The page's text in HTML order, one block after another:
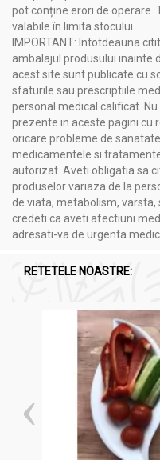
Compozitie
Coenzima Q10
Ingrediente
Coenzima Q10
Coenzima Q10
Sprijină sănătatea
Îmbunătățește
Susține funcția
Coenzima Q10
Suplimentele
echilibrata si un
A nu se depasi
zilnic.
pot conține erori de operare.
valabile în limita stocului.
IMPORTANT: Intotdeauna
ambalajul produsului inainte
acest site sunt publicate cu
sfaturile sau prescriptiile
personal medical calificat.
prezente in aceste pagini cu
oricare probleme de
medicamentele si
autorizat. Aveti obligatia sa
produselor variaza de la
de viata, metabolism,
credeti ca aveti afectiuni
adresati-va de urgenta
RETETELE NOASTRE: